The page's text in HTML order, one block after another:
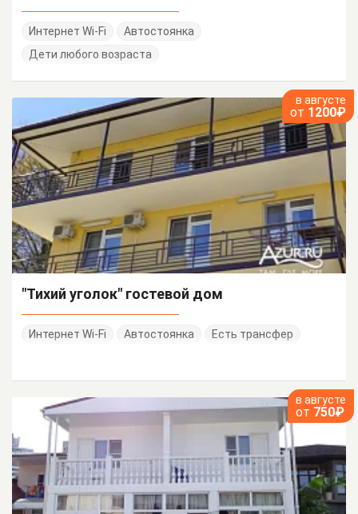
Интернет Wi-Fi
Автостоянка
Дети любого возраста
в августе
от 1200₽
"Тихий уголок" гостевой дом
Интернет Wi-Fi Автостоянка Есть трансфер
в августе
от 750₽